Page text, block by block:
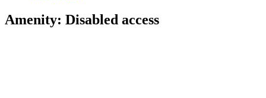
Amenity: Disabled access